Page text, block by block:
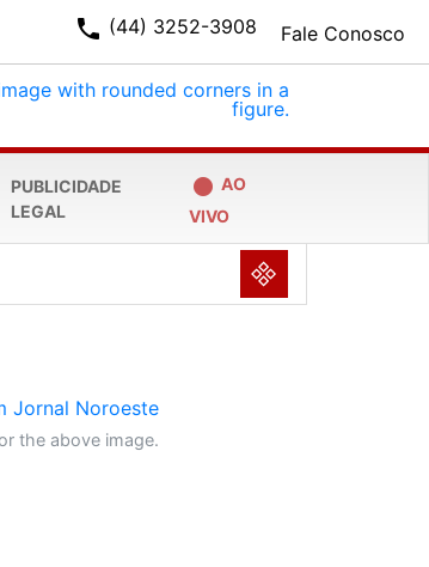
Fale Conosco
phone (44) 3252-3908
PUBLICIDADE
LEGAL
fiber_manual_record AO
VIVO
NULL
the above image.